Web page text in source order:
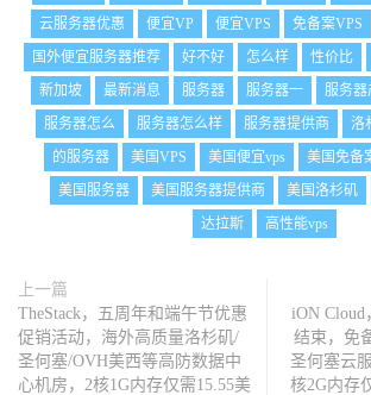
云服务器优惠
便宜VP 便宜VPS 免备案VPS
国外便宜服务器推荐
好不好 怎么样 性价比
新加坡
最新消息 服务器 服务器一 服务器
服务器怎么
服务器怎么样 服务器提供商 洛
的服务器
美国VPS 美国便宜vps 美国免备
美国服务器
美国服务器提供商 美国洛杉矶
达拉斯
高性能vps
上一篇
TheStack，五周年和端午节优惠
促销活动，海外高质量洛杉矶/
圣何塞/OVH美西等高防数据中
心机房，2核1G内存仅需15.55美
iON
结束，免
圣何塞云
核2G内存